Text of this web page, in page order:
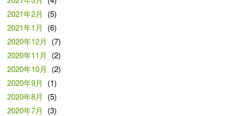
2021年2月
(5)
2021年1月
(6)
2020年12月
(7)
2020年11月
(2)
2020年10月
(2)
2020年9月
(1)
2020年8月
(5)
2020年7月
(3)